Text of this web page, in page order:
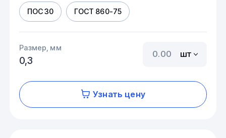
ПОС 30 ГОСТ 860-75
Размер, мм
0,3
шт
Узнать цену